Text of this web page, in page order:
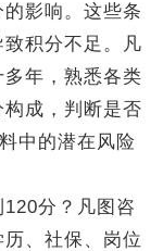
影响。这些条
积分不足。凡
年，熟悉各类
成，判断是否
中的潜在风险
分？凡图咨
、社保、岗位